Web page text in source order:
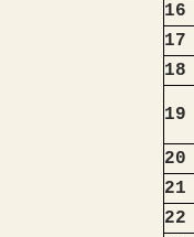
16
17
18
19
20
21
22